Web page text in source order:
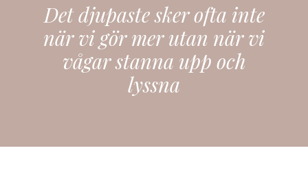
Det djupaste sker ofta inte
när vi gör mer utan när vi
vågar stanna upp och
lyssna